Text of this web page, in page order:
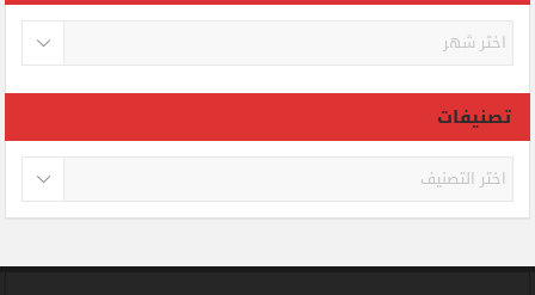
الأرشيف
تصنيفات
تصنيفات